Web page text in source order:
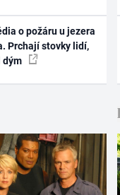
o požáru u jezera
Prchají stovky lidí,
dým